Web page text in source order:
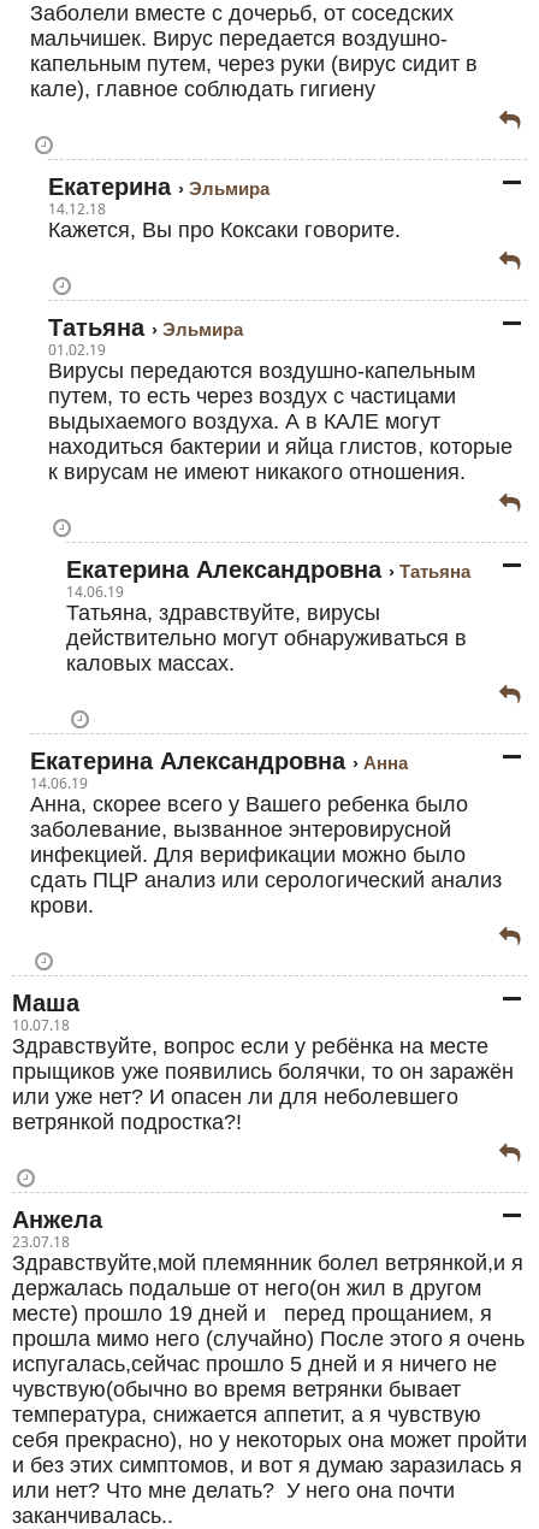
Заболели вместе с дочерьб, от соседских
мальчишек. Вирус передается воздушно-
капельным путем, через руки (вирус сидит в
кале), главное соблюдать гигиену
Екатерина
Эльмира
14.12.18
Кажется, Вы про Коксаки говорите.
Татьяна
Эльмира
01.02.19
Вирусы передаются воздушно-капельным
путем, то есть через воздух с частицами
выдыхаемого воздуха. А в КАЛЕ могут
находиться бактерии и яйца глистов, которые
к вирусам не имеют никакого отношения.
Екатерина Александровна
Татьяна
14.06.19
Татьяна, здравствуйте, вирусы
действительно могут обнаруживаться в
каловых массах.
Екатерина Александровна
Анна
14.06.19
Анна, скорее всего у Вашего ребенка было
заболевание, вызванное энтеровирусной
инфекцией. Для верификации можно было
сдать ПЦР анализ или серологический анализ
крови.
Маша
10.07.18
Здравствуйте, вопрос если у ребёнка на месте
прыщиков уже появились болячки, то он заражён
или уже нет? И опасен ли для неболевшего
ветрянкой подростка?!
Анжела
23.07.18
Здравствуйте,мой племянник болел ветрянкой,и я
держалась подальше от него(он жил в другом
месте) прошло 19 дней и перед прощанием, я
прошла мимо него (случайно) После этого я очень
испугалась,сейчас прошло 5 дней и я ничего не
чувствую(обычно во время ветрянки бывает
температура, снижается аппетит, а я чувствую
себя прекрасно), но у некоторых она может пройти
и без этих симптомов, и вот я думаю заразилась я
или нет? Что мне делать? У него она почти
заканчивалась..